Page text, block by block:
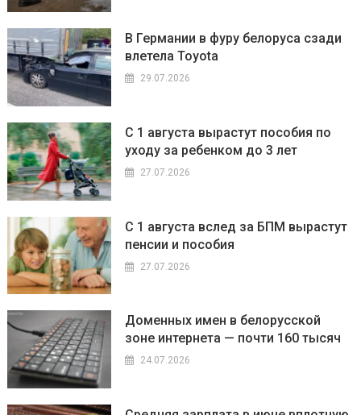
В Германии в фуру белоруса сзади
влетела Toyota
29.07.2026
С 1 августа вырастут пособия по
уходу за ребенком до 3 лет
27.07.2026
С 1 августа вслед за БПМ вырастут
пенсии и пособия
27.07.2026
Доменных имен в белорусской
зоне интернета — почти 160 тысяч
24.07.2026